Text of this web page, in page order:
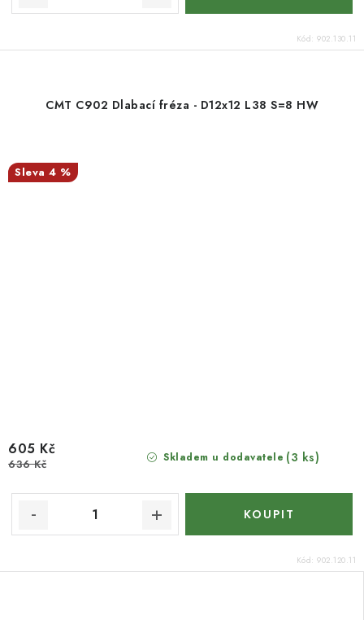
Kód: 902.130.11
CMT C902 Dlabací fréza - D12x12 L38 S=8 HW
4 %
Skladem u dodavatele (3 ks)
605 Kč
636 Kč
Kód: 902.120.11